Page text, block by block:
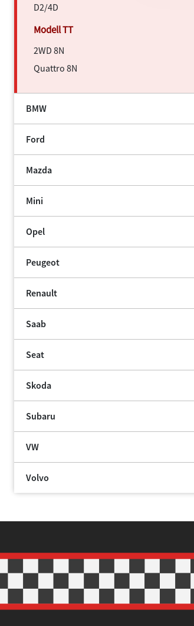
D2/4D
2WD 8N
Quattro 8N
BMW
Ford
Mazda
Mini
Opel
Peugeot
Renault
Saab
Seat
Skoda
Subaru
VW
Volvo